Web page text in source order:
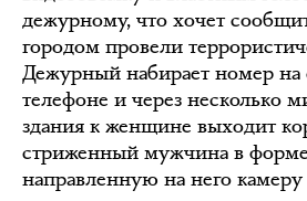
дежурному, что хочет
городом провели
Дежурный набирает номер на
телефоне и через несколько
здания к женщине выходит
стриженный мужчина в
направленную на него